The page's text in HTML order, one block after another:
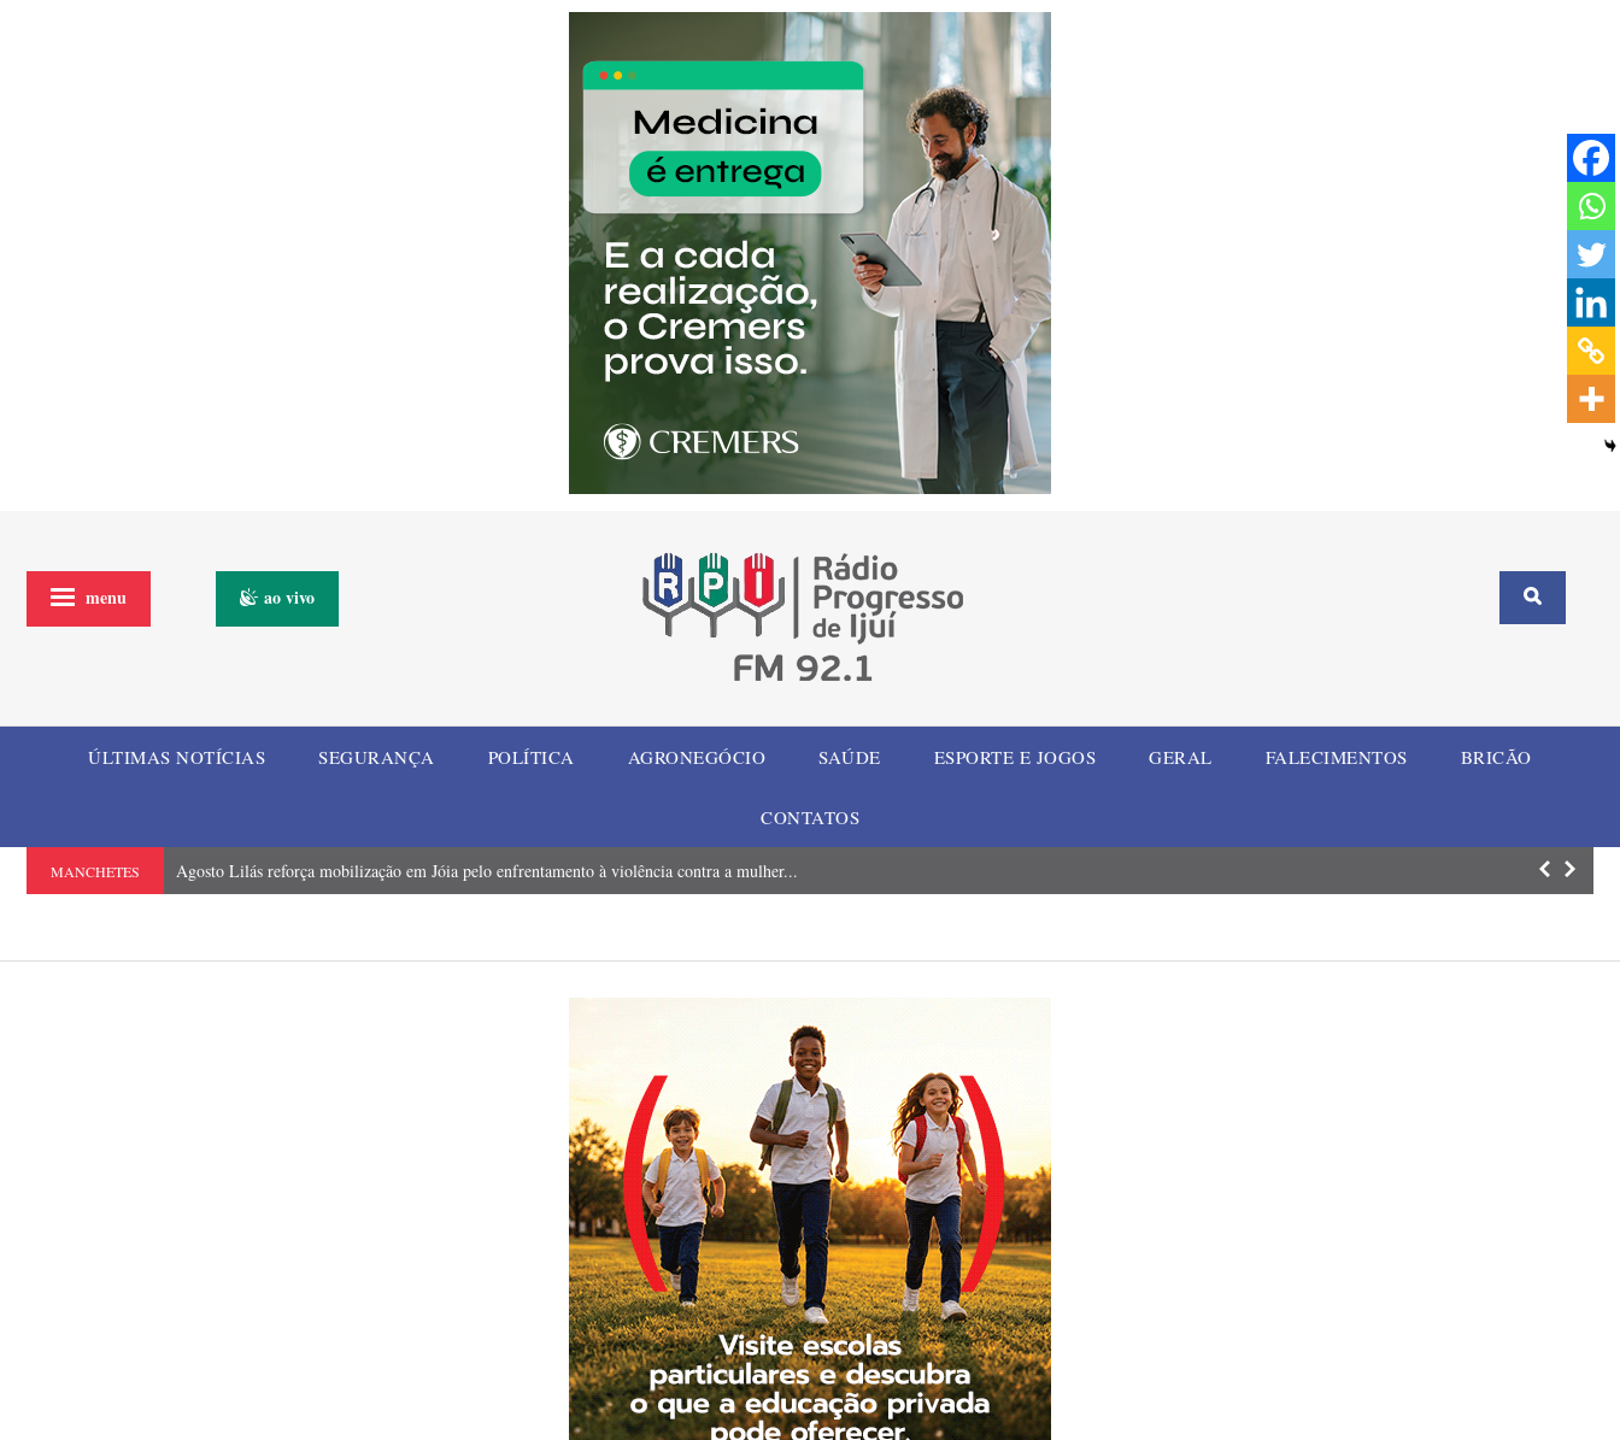
menu ao vivo
ÚLTIMAS NOTÍCIAS SEGURANÇA POLÍTICA AGRONEGÓCIO SAÚDE ESPORTE E JOGOS GERAL FALECIMENTOS BRICÃO
CONTATOS
MANCHETES Agosto Lilás reforça mobilização em Jóia pelo enfrentamento à violência contra a mulher... Caminhos do